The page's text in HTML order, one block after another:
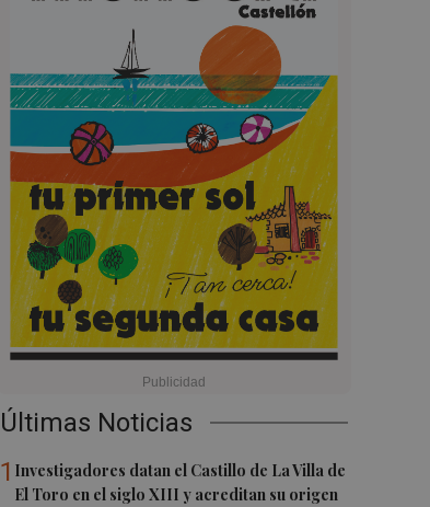
Últimas Noticias
1 Investigadores datan el Castillo de La Villa de
El Toro en el siglo XIII y acreditan su origen